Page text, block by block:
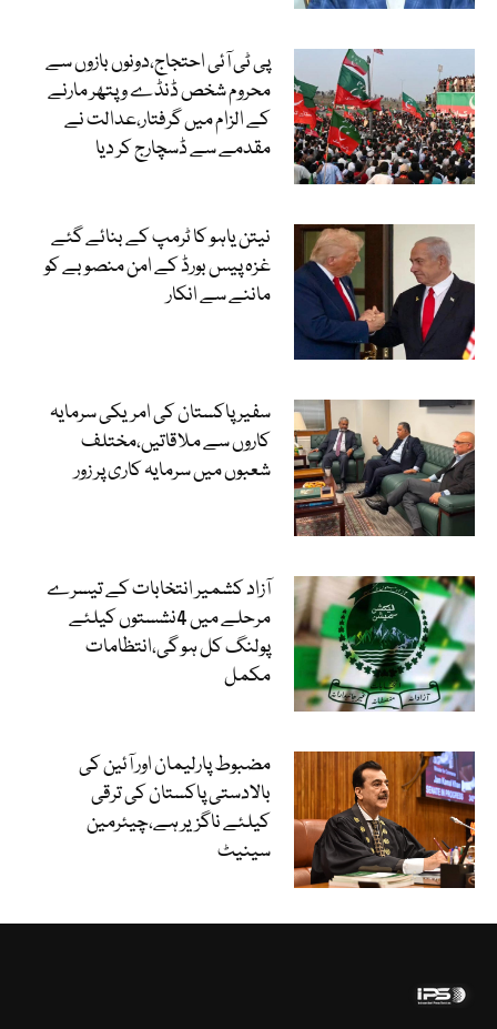
پی ٹی آئی احتجاج،دونوں بازوں سے
محروم شخص ڈنڈے و پتھر مارنے
کے الزام میں گرفتار،عدالت نے
مقدمے سے ڈسچارج کر دیا
نیتن یاہو کا ٹرمپ کے بنائے گئے
غزہ پیس بورڈ کے امن منصوبے کو
ماننے سے انکار
سفیر پاکستان کی امریکی سرمایہ
کاروں سے ملاقاتیں،مختلف
شعبوں میں سرمایہ کاری پر زور
آزاد کشمیر انتخابات کے تیسرے
مرحلے میں 4نشستوں کیلئے
پولنگ کل ہو گی،انتظامات
مکمل
مضبوط پارلیمان اور آئین کی
بالادستی پاکستان کی ترقی
کیلئے ناگزیر ہے،چیئرمین
سینیٹ